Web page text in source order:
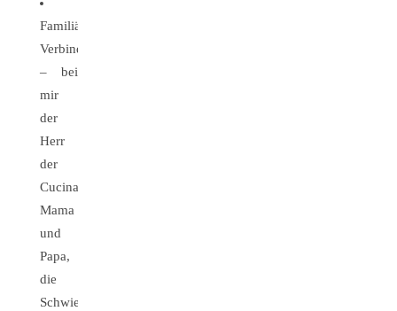
Familiäre
Verbindungen
– bei
mir
der
Herr
der
Cucina,
Mama
und
Papa,
die
SchwieMa,